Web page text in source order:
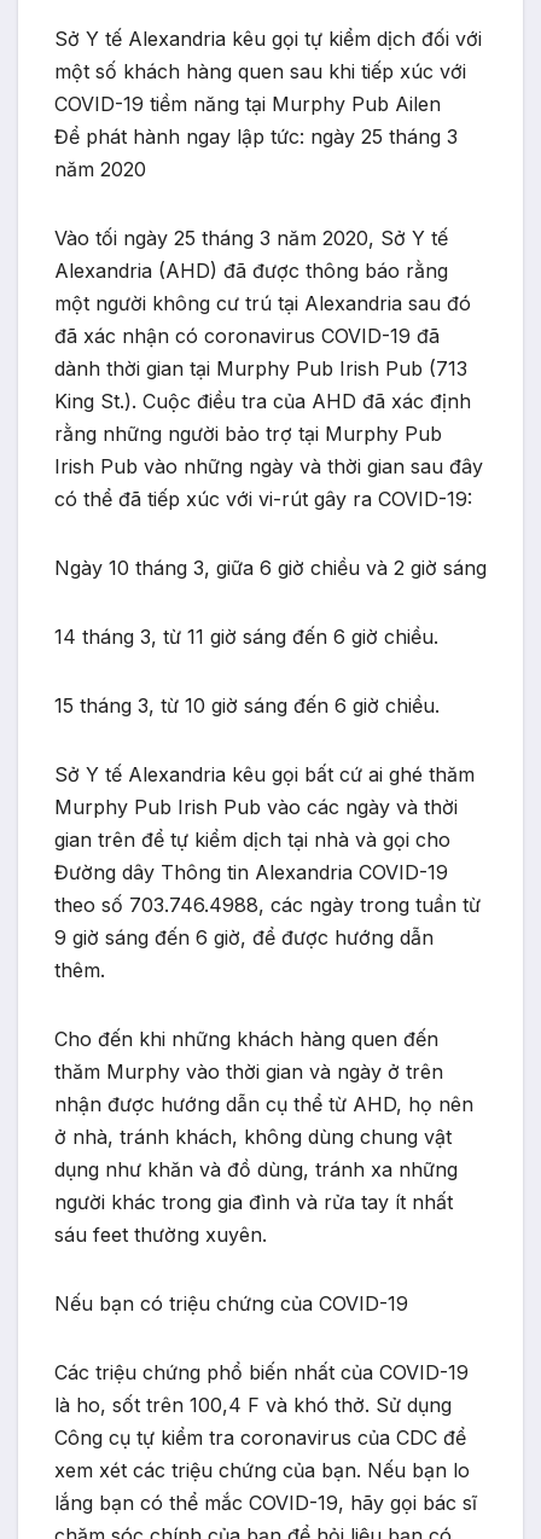
Sở Y tế Alexandria kêu gọi tự kiểm dịch đối với
một số khách hàng quen sau khi tiếp xúc với
COVID-19 tiềm năng tại Murphy Pub Ailen
Để phát hành ngay lập tức: ngày 25 tháng 3
năm 2020
Vào tối ngày 25 tháng 3 năm 2020, Sở Y tế
Alexandria (AHD) đã được thông báo rằng
một người không cư trú tại Alexandria sau đó
đã xác nhận có coronavirus COVID-19 đã
dành thời gian tại Murphy Pub Irish Pub (713
King St.). Cuộc điều tra của AHD đã xác định
rằng những người bảo trợ tại Murphy Pub
Irish Pub vào những ngày và thời gian sau đây
có thể đã tiếp xúc với vi-rút gây ra COVID-19:
Ngày 10 tháng 3, giữa 6 giờ chiều và 2 giờ sáng
14 tháng 3, từ 11 giờ sáng đến 6 giờ chiều.
15 tháng 3, từ 10 giờ sáng đến 6 giờ chiều.
Sở Y tế Alexandria kêu gọi bất cứ ai ghé thăm
Murphy Pub Irish Pub vào các ngày và thời
gian trên để tự kiểm dịch tại nhà và gọi cho
Đường dây Thông tin Alexandria COVID-19
theo số 703.746.4988, các ngày trong tuần từ
9 giờ sáng đến 6 giờ, để được hướng dẫn
thêm.
Cho đến khi những khách hàng quen đến
thăm Murphy vào thời gian và ngày ở trên
nhận được hướng dẫn cụ thể từ AHD, họ nên
ở nhà, tránh khách, không dùng chung vật
dụng như khăn và đồ dùng, tránh xa những
người khác trong gia đình và rửa tay ít nhất
sáu feet thường xuyên.
Nếu bạn có triệu chứng của COVID-19
Các triệu chứng phổ biến nhất của COVID-19
là ho, sốt trên 100,4 F và khó thở. Sử dụng
Công cụ tự kiểm tra coronavirus của CDC để
xem xét các triệu chứng của bạn. Nếu bạn lo
lắng bạn có thể mắc COVID-19, hãy gọi bác sĩ